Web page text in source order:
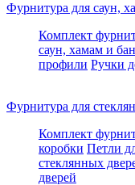
Фурнитура для саун,
Комплект
саун, хамам и
профили Ручки
Фурнитура для
Комплект
коробки Петли
стеклянных
дверей